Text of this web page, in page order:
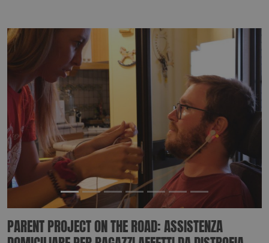
PARENT PROJECT ON THE ROAD: ASSISTENZA